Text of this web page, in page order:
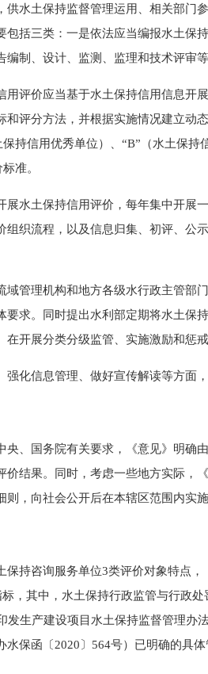
水土保持监督管理运用、相关部门
括三类：一是依法应当编报水土
制、设计、监测、监理和技术评审等
价应当基于水土保持信用信息开
评分方法，并根据实施情况建立
持信用优秀单位）、“B”（水土保
准。
土保持信用评价，每年集中开展
组织流程，以及信息归集、初评、
理机构和地方各级水行政主管部
求。同时提出水利部定期将水土保
开展分类分级监管、实施激励和惩
信息管理、做好宣传解读等方面，
国务院有关要求，《意见》明确
结果。同时，考虑一些地方实际
，向社会公开后在本辖区范围内实
咨询服务单位3类评价对象特点，
，其中，水土保持行政监管与行政
生产建设项目水土保持监督管理
保函〔2020〕564号）已明确的具